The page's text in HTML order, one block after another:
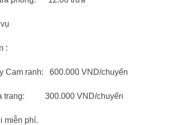
:
Cam ranh: 600.000 VND/chuyến
trang: 300.000 VND/chuyến
miễn phí.